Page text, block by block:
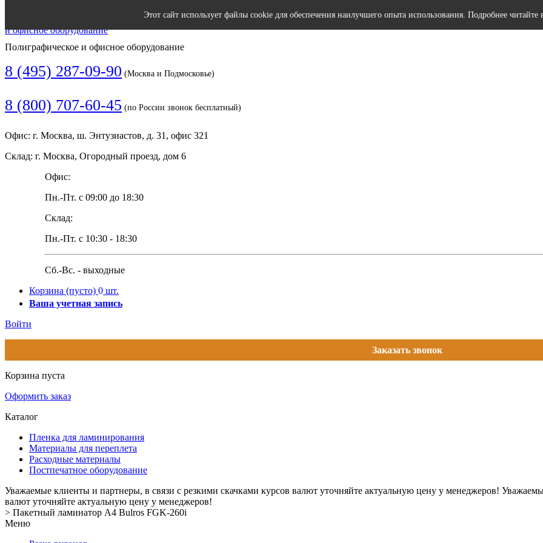
Полиграфическое и офисное оборудование
8 (495) 287-09-90 (Москва и Подмосковье)
8 (800) 707-60-45 (по России звонок бесплатный)
Офис: г. Москва, ш. Энтузиастов, д. 31, офис 321
Склад: г. Москва, Огородный проезд, дом 6
Офис:
Пн.-Пт. с 09:00 до 18:30
Склад:
Пн.-Пт. с 10:30 - 18:30
Сб.-Вс. - выходные
Корзина (пусто) 0 шт.
Ваша учетная запись
Войти
Заказать звонок
Корзина пуста
Оформить заказ
Каталог
Пленка для ламинирования
Материалы для переплета
Расходные материалы
Постпечатное оборудование
Уважаемые клиенты и партнеры, в связи с резкими скачками курсов валют уточняйте актуальную цену у менеджеров!
валют уточняйте актуальную цену у менеджеров!
> Пакетный ламинатор А4 Bulros FGK-260i
Меню
Этот сайт использует файлы cookie для обеспечения наилучшего опыта использования. Подробнее читайте